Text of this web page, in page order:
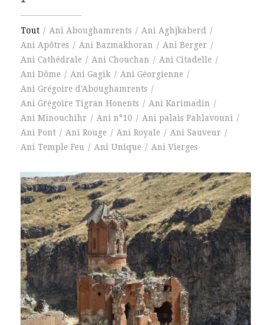
Tout / Ani Aboughamrents / Ani Aghjkaberd
/
Ani Apôtres / Ani Bazmakhoran / Ani Berger /
Ani Cathédrale / Ani Chouchan / Ani Citadelle /
Ani Dôme / Ani Gagik / Ani Géorgienne /
Ani Grégoire d'Aboughamrents /
Ani Grégoire Tigran Honents / Ani Karimadin /
Ani Minouchihr / Ani n°10 / Ani palais Pahlavouni /
Ani Pont / Ani Rouge / Ani Royale / Ani Sauveur /
Ani Temple Feu / Ani Unique / Ani Vierges